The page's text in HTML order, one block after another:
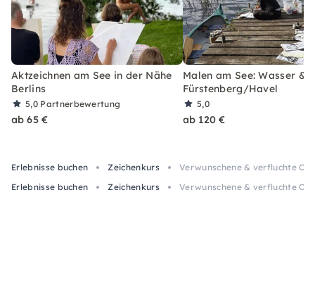
Aktzeichnen am See in der Nähe
Berlins
5,0 Partnerbewertung
ab 65 €
Malen am See: Wasser &
Fürstenberg/Havel
5,0
ab 120 €
Erlebnisse buchen Zeichenkurs
Verwunschene & verfluchte
Erlebnisse buchen
Zeichenkurs Verwunschene & verfluchte